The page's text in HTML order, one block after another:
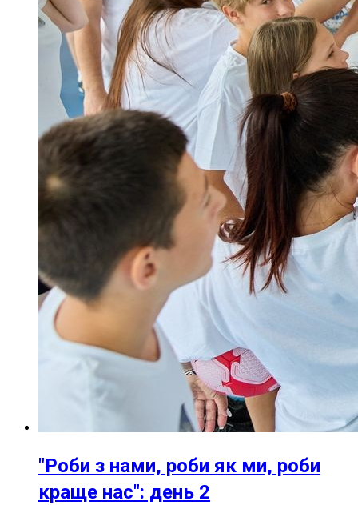
"Роби з нами, роби як ми, роби
краще нас": день 2